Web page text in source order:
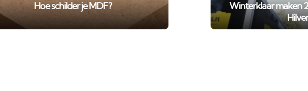
Hoe schilder je MDF?
Winterklaar maken